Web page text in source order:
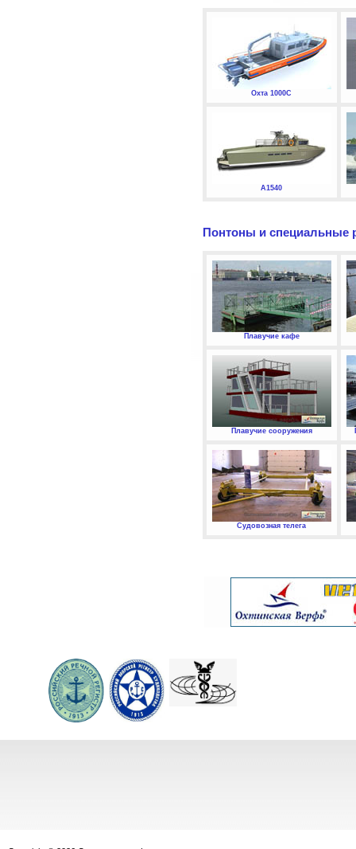
Охта 1000С
А1540
Понтоны и специальные
Плавучие кафе
Плавучие сооружения
Судовозная телега